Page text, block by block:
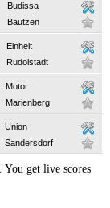
Budissa
Bautzen
Einheit
Rudolstadt
Motor
Marienberg
Union
Sandersdorf
You get live scores